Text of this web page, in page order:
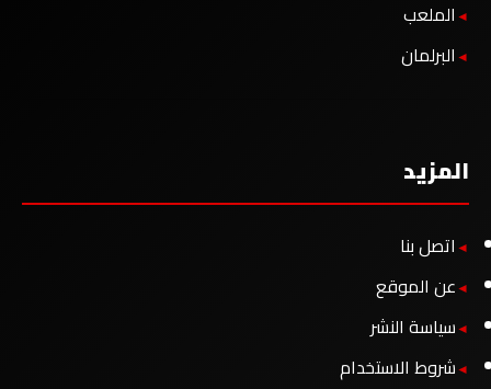
الملعب
البرلمان
المزيد
اتصل بنا
عن الموقع
سياسة النشر
شروط الاستخدام